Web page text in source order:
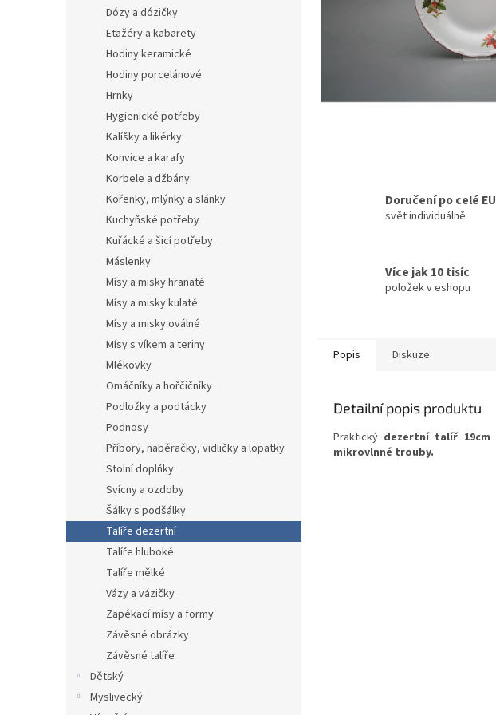
Dózy a dózičky
Etažéry a kabarety
Hodiny keramické
Hodiny porcelánové
Hrnky
Hygienické potřeby
Kalíšky a likérky
Konvice a karafy
Korbele a džbány
Kořenky, mlýnky a slánky
Kuchyňské potřeby
Kuřácké a šicí potřeby
Máslenky
Mísy a misky hranaté
Mísy a misky kulaté
Mísy a misky oválné
Mísy s víkem a teriny
Mlékovky
Omáčníky a hořčičníky
Podložky a podtácky
Podnosy
Příbory, naběračky, vidličky a lopatky
Stolní doplňky
Svícny a ozdoby
Šálky s podšálky
Talíře dezertní
Talíře hluboké
Talíře mělké
Vázy a vázičky
Zapékací mísy a formy
Závěsné obrázky
Závěsné talíře
Dětský
Myslivecký
Doručení po celé EU
svět individuálně
Více jak 10 tisíc
položek v eshopu
Popis Diskuze
Detailní popis produktu
Praktický dezertní talíř 19cm
mikrovlnné trouby.